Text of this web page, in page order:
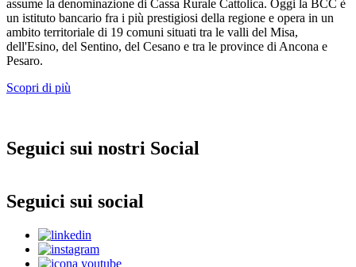
assume la denominazione di Cassa Rurale Cattolica. Oggi la BCC è
un istituto bancario fra i più prestigiosi della regione e opera in un
ambito territoriale di 19 comuni situati tra le valli del Misa,
dell'Esino, del Sentino, del Cesano e tra le province di Ancona e
Pesaro.
Scopri di più
Seguici sui nostri Social
Seguici sui social